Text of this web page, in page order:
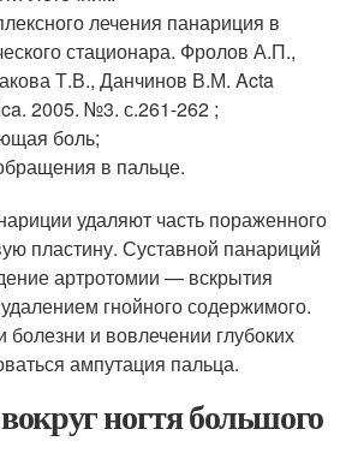
лечения панариция в
стационара. Фролов А.П.,
Т.В., Данчинов В.М. Acta
2005. №3. с.261-262 ;
боль;
в пальце.
удаляют часть пораженного
пластину. Суставной панариций
артротомии — вскрытия
гнойного содержимого.
и вовлечении глубоких
ампутация пальца.
ногтя большого